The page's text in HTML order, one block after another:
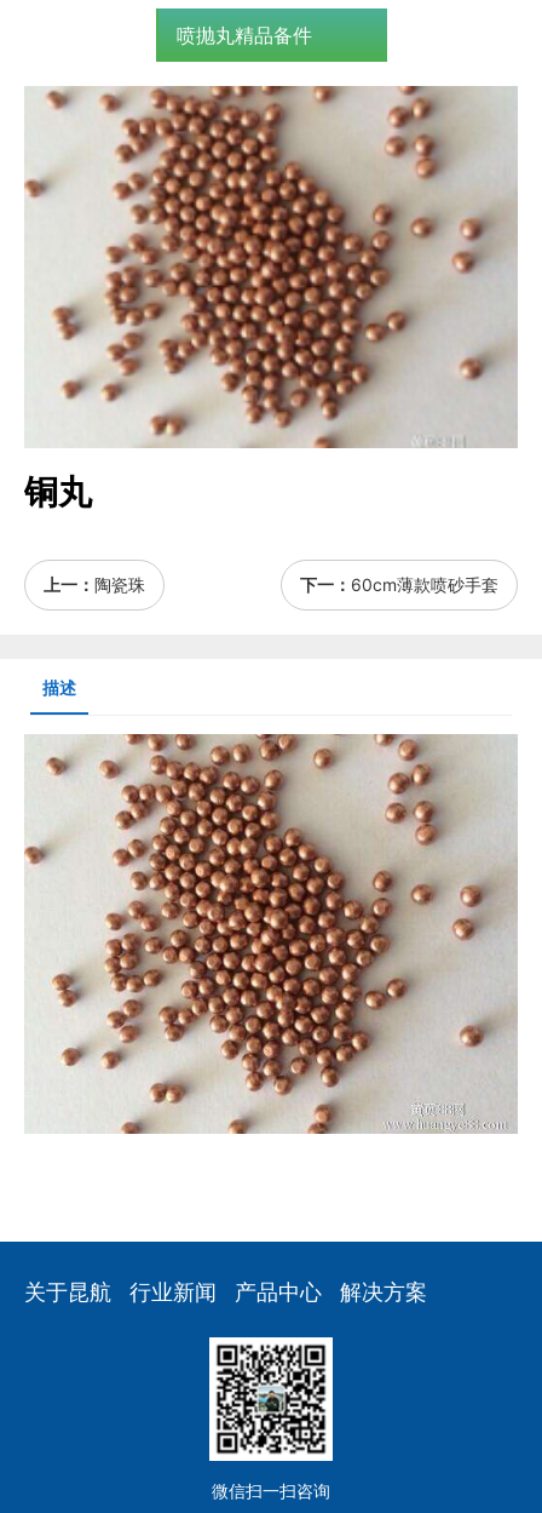
喷抛丸精品备件
铜丸
上一： 陶瓷珠 下一： 60cm薄款喷砂手套
描述
关于昆航 行业新闻 产品中心 解决方案
微信扫一扫咨询